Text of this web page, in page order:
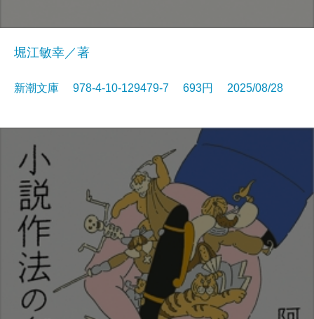
堀江敏幸／著
新潮文庫 978-4-10-129479-7 693円 2025/08/28